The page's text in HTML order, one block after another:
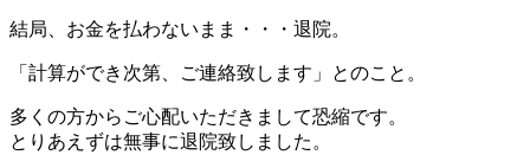
結局、お金を払わないまま・・・退院。
「計算ができ次第、ご連絡致します」とのこと。
多くの方からご心配いただきまして恐縮です。
とりあえずは無事に退院致しました。